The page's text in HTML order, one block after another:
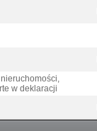
w deklaracji